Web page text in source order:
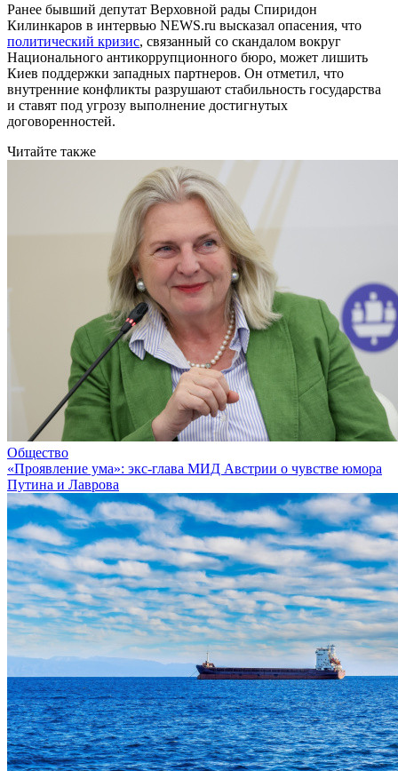
Ранее бывший депутат Верховной рады Спиридон
Килинкаров в интервью NEWS.ru высказал опасения, что
политический кризис, связанный со скандалом вокруг
Национального антикоррупционного бюро, может лишить
Киев поддержки западных партнеров. Он отметил, что
внутренние конфликты разрушают стабильность государства
и ставят под угрозу выполнение достигнутых
договоренностей.
Читайте также
Общество
«Проявление ума»: экс-глава МИД Австрии о чувстве юмора
Путина и Лаврова